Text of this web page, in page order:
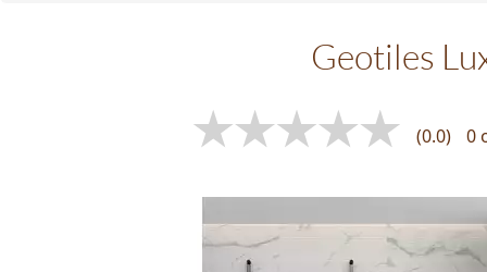
Geotiles
(0.0) 0